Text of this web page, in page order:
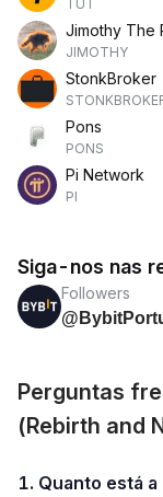
TUT
Jimothy The
JIMOTHY
StonkBroker
Pons
PONS
Pi Network
PI
Siga-nos nas
Followers
Perguntas
(Rebirth and
1. Quanto está